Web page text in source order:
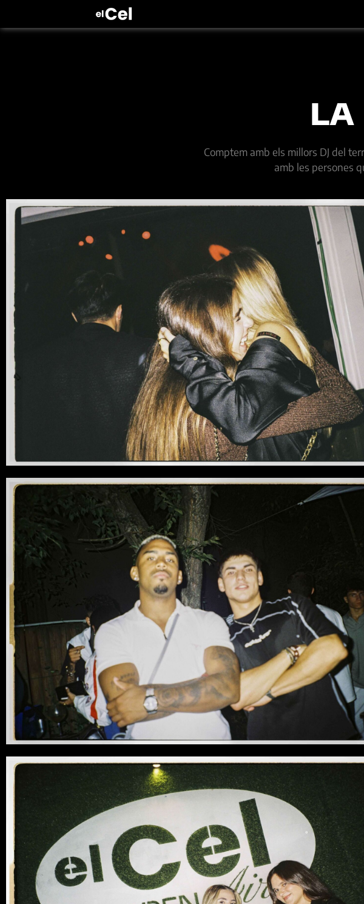
LA
Comptem amb els millors DJ del
amb les persones